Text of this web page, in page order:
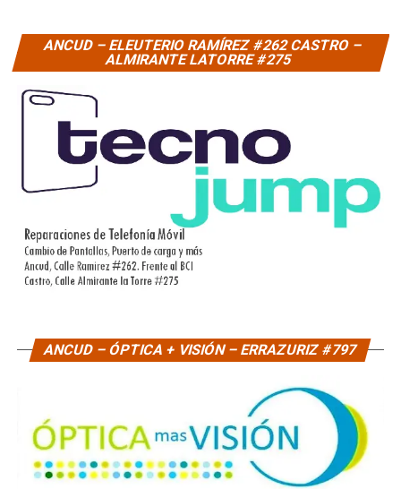
ANCUD – ELEUTERIO RAMÍREZ #262 CASTRO –
ALMIRANTE LATORRE #275
ANCUD – ÓPTICA + VISIÓN – ERRAZURIZ #797